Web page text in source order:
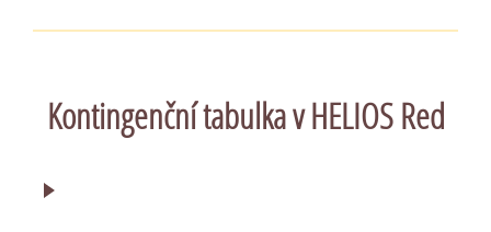
Kontingenční tabulka v HELIOS Red